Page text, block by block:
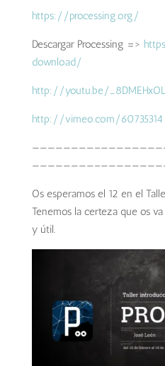
https://processing.org/
Descargar Processing =>
download/
http://youtu.be/
http://vimeo.com/60735314
————————–
————————–
Os esperamos el 12 en el
Tenemos la certeza que os
y útil.